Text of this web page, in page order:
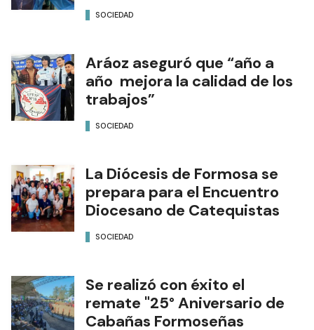
SOCIEDAD
Aráoz aseguró que “año a
año mejora la calidad de los
trabajos”
SOCIEDAD
La Diócesis de Formosa se
prepara para el Encuentro
Diocesano de Catequistas
SOCIEDAD
Se realizó con éxito el
remate "25° Aniversario de
Cabañas Formoseñas